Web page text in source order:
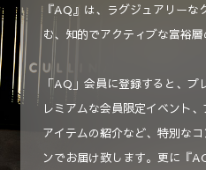
『AQ』は、ラグジュアリーな
む、知的でアクティブな富裕層
「AQ」会員に登録すると、
レミアムな会員限定イベント
アイテムの紹介など、特別な
ンでお届け致します。更に『